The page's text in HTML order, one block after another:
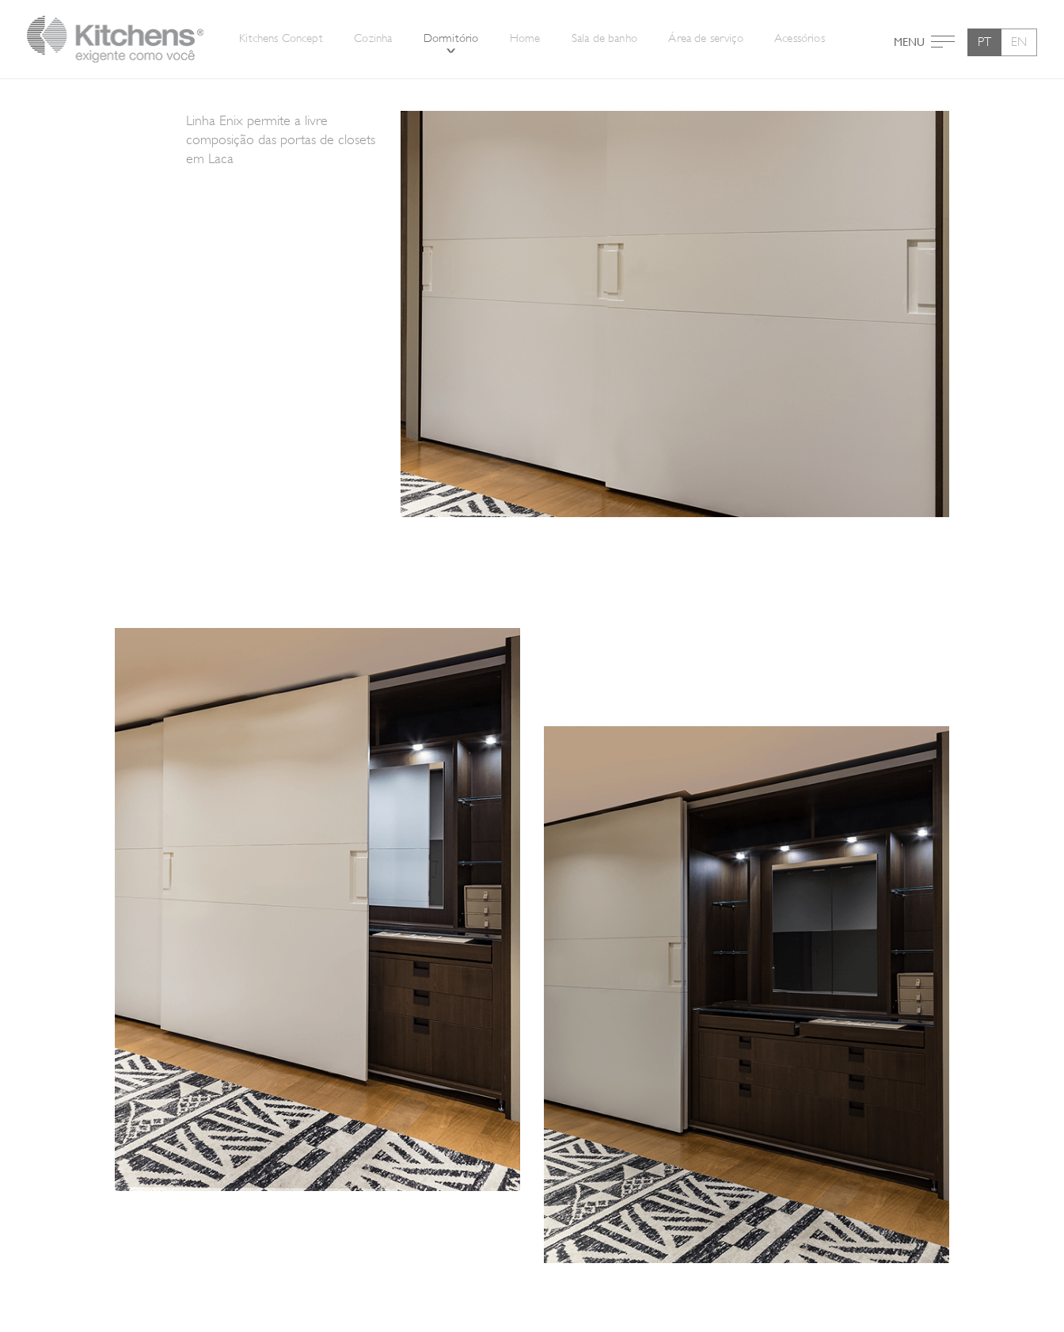
Kitchens Concept Cozinha Dormitório Home Sala de banho Área de serviço Acessórios MENU PT EN
Linha Enix permite a livre
composição das portas de closets
em Laca